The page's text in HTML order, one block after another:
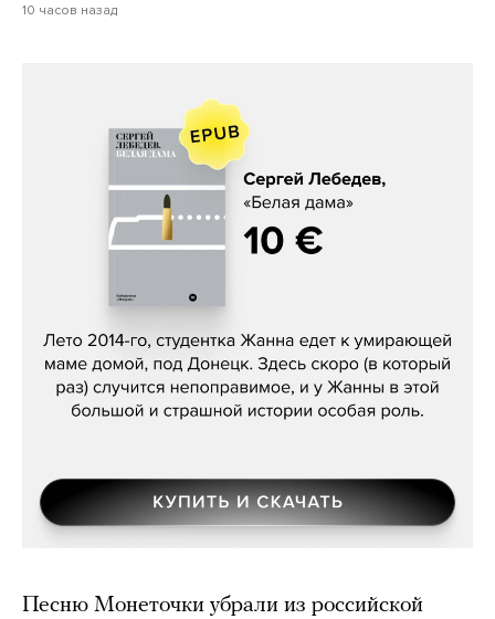
10 часов назад
Сергей Лебедев, «Белая дама»
Песню Монеточки убрали из российской